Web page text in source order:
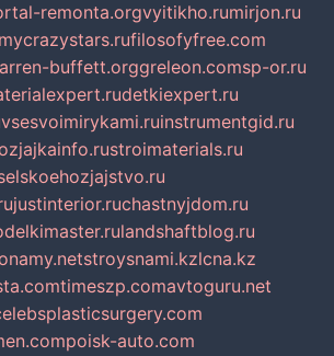
remonta.orgvyitikho.rumirjon.ru
mycrazystars.rufilosofyfree.com
buffett.orggreleon.comsp-or.ru
detkiexpert.ru
vsesvoimirykami.ruinstrumentgid.ru
stroimaterials.ru
justinterior.ruchastnyjdom.ru
landshaftblog.ru
stroysnami.kzlcna.kz
timeszp.comavtoguru.net
poisk-auto.com